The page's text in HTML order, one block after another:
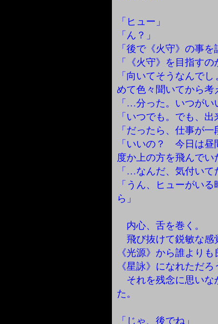
「ヒュー」
「ん？」
「後で《火守》の事
「《火守》を目指すの
「向いてそうなんで
めて色々聞いてから考
「…分った。いつがい
「いつでも。でも、
「だったら、仕事が
「いいの？ 今日は
度か上の方を飛んでい
「…なんだ、気付いて
「うん、ヒューがい
ら」
内心、舌を巻く。
飛び抜けて鋭敏な感
《光源》から誰より
《星詠》になれただろ
それを残念に思いな
た。
「じゃ、後でね」